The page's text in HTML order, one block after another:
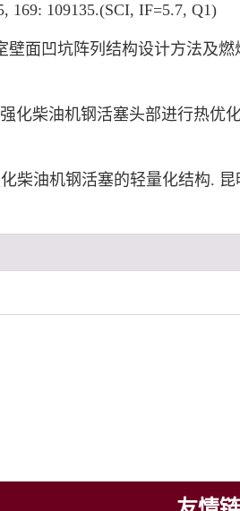
169: 109135.(SCI, IF=5.7, Q1)
面凹坑阵列结构设计方法及燃
化柴油机钢活塞头部进行热优
柴油机钢活塞的轻量化结构. 昆